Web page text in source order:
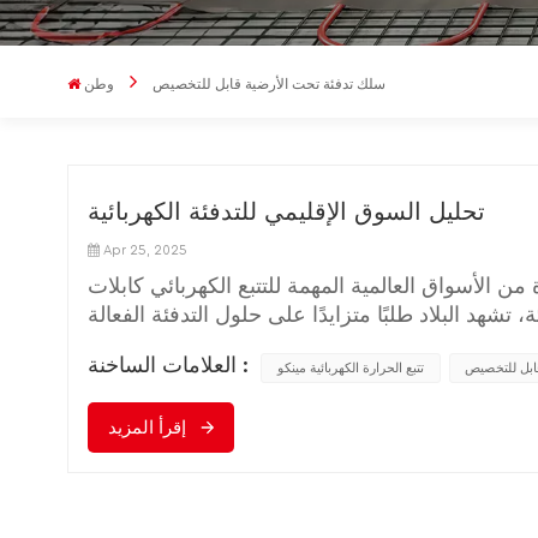
وطن سلك تدفئة تحت الأرضية قابل للتخصيص
تحليل السوق الإقليمي للتدفئة الكهربائية
Apr 25, 2025
الأسواق العالمية المهمة للتتبع الكهربائي كابلات
تشهد البلاد طلبًا متزايدًا على حلول التدفئة الفعالة
بالابتكار التكنولوجي والتنمية المستدامة، ويحظى
للبيئة. وتُعدّ دول مثل ألمانيا والمملكة المتحدة
والمحيط الهادئ:في منطقة آسيا والمحيط الهادئ،
يزداد الطلب على كابلات التدفئة الكهربائية في
العلامات الساخنة : تتبع الحرارة الكهربائية مينكو للتخصيص
إقرأ المزيد